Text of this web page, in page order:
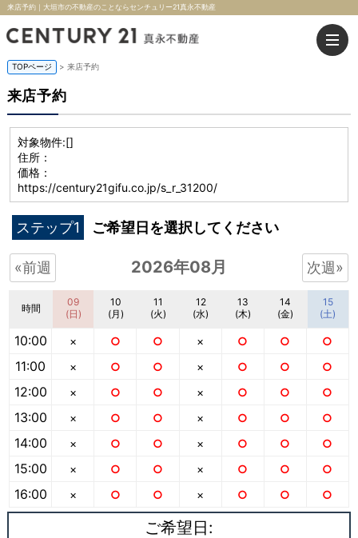
来店予約｜大垣市の不動産のことならセンチュリー21真永不動産
TOPページ > 来店予約
来店予約
対象物件:[]
住所：
価格：
https://century21gifu.co.jp/s_r_31200/
ステップ1 ご希望日を選択してください
«前週 2026年08月 次週»
時間
10:00
11:00
12:00
13:00
14:00
15:00
16:00
09
(日)
×
×
×
×
×
×
×
10
(月)
○
○
○
○
○
○
○
11
(火)
○
○
○
○
○
○
○
12
(水)
×
×
×
×
×
×
×
13
(木)
○
○
○
○
○
○
○
14
(金)
○
○
○
○
○
○
○
15
(土)
○
○
○
○
○
○
○
ご希望日: